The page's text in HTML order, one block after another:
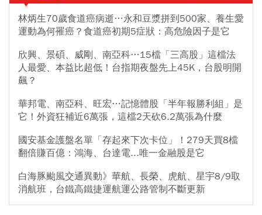
林炳生70歲食道癌病逝…永和豆漿拼到500家、養生愛
運動為何罹癌？食道癌初期5症狀：高危險因子是它
欣興、景碩、威剛、南亞科…15檔「三高股」這檔法
人最愛、本益比超低！台指期夜盤先上45K，台股明開
飆？
華邦電、南亞科、旺宏…記憶體股「半年報勝利組」是
它！外資狂補近6萬張，這檔2天砍6.2萬張為什麼
國安基金護盤名單「存起來下次卡位」！279天買8檔
翻倍賺百億：鴻海、台達電...唯一金融股是它
白海豚颱風交通異動》華航、長榮、虎航、星宇8/9取
消航班，台鐵高鐵捷運航運公路管制不斷更新